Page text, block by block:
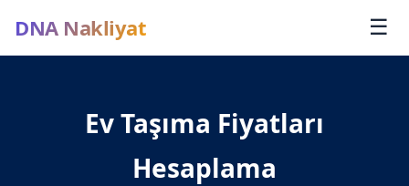
DNA Nakliyat ☰
Ev Taşıma Fiyatları
Hesaplama